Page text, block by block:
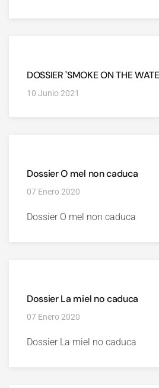
DOSSIER 'SMOKE ON THE
10 Junio 2021
Dossier O mel non caduca
07 Enero 2020
Dossier O mel non caduca
Dossier La miel no caduca
07 Enero 2020
Dossier La miel no caduca